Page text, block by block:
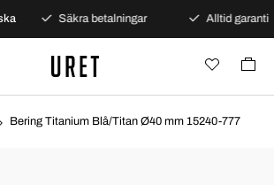
Säkra betalningar Alltid garanti
Bering Titanium Blå/Titan Ø40 mm 15240-777